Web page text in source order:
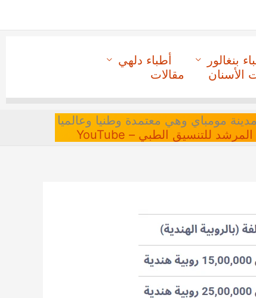
بنغالور
أطباء دلهي
الأسنان مقالات
مدينة مومباي وهي معتمدة وطنيا وعالميا
المرشد للتنسيق الطبي – YouTube